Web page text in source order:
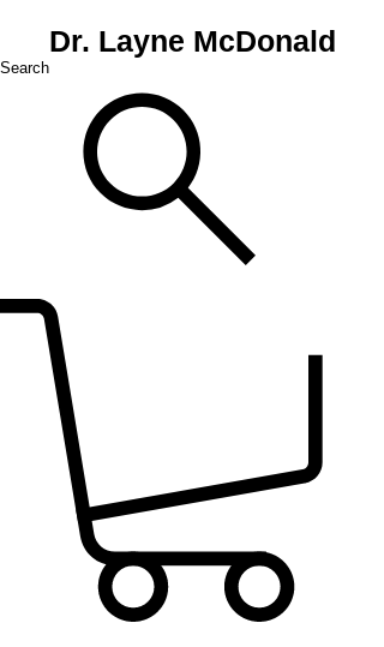
Dr. Layne McDonald
Search